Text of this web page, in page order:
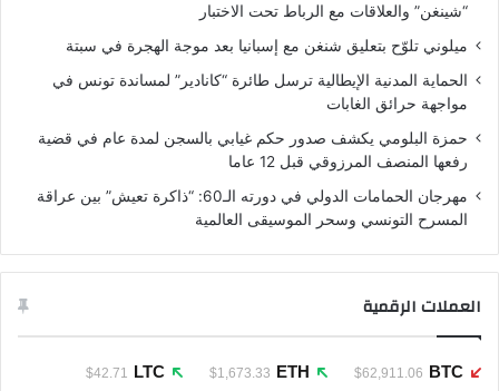
“شينغن” والعلاقات مع الرباط تحت الاختبار
ميلوني تلوّح بتعليق شنغن مع إسبانيا بعد موجة الهجرة في سبتة
الحماية المدنية الإيطالية ترسل طائرة “كانادير” لمساندة تونس في
مواجهة حرائق الغابات
حمزة البلومي يكشف صدور حكم غيابي بالسجن لمدة عام في قضية
رفعها المنصف المرزوقي قبل 12 عاما
مهرجان الحمامات الدولي في دورته الـ60: “ذاكرة تعيش” بين عراقة
المسرح التونسي وسحر الموسيقى العالمية
العملات الرقمية
BTC
$62,911.06
ETH
$1,673.33
LTC
$42.71